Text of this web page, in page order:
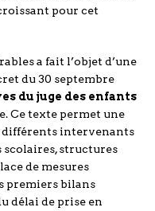
pour cet
a fait l’objet d’une
du 30 septembre
du juge des enfants
Ce texte permet une
intervenants
scolaires, structures
de mesures
premiers bilans
délai de prise en